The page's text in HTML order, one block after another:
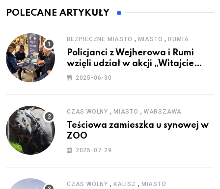
POLECANE ARTYKUŁY
BEZPIECZNE MIASTO , MIASTO ,RUMIA
Policjanci z Wejherowa i Rumi
wzięli udział w akcji „Witajcie
Wakacje”
2025-06-30
CZAS WOLNY , MIASTO , WARSZAWA
Teściowa zamieszka u synowej w
ZOO
2025-07-29
CZAS WOLNY , KALISZ , MIASTO